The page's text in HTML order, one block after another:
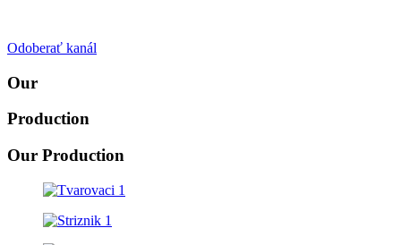
Odoberať kanál
Our
Production
Our Production